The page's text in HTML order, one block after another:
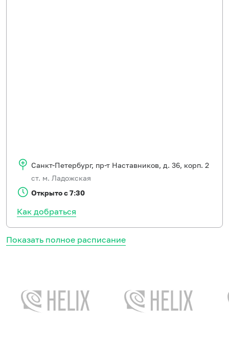
Показать полное расписание
Санкт-Петербург, пр-т Наставников, д. 36, корп. 2
ст. м. Ладожская
Открыто с 7:30
Как добраться